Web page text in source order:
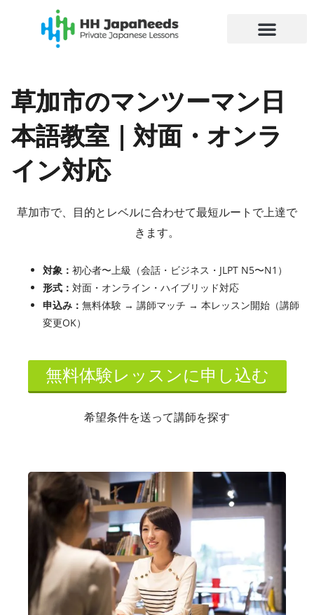
草加市のマンツーマン日
本語教室｜対面・オンラ
イン対応
草加市で、目的とレベルに合わせて最短ルートで上達で
きます。
対象：初心者〜上級（会話・ビジネス・JLPT N5〜N1）
形式：対面・オンライン・ハイブリッド対応
申込み：無料体験 → 講師マッチ → 本レッスン開始（講師
変更OK）
無料体験レッスンに申し込む
希望条件を送って講師を探す